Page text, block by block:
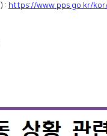
) : https://www.pps.go.kr/